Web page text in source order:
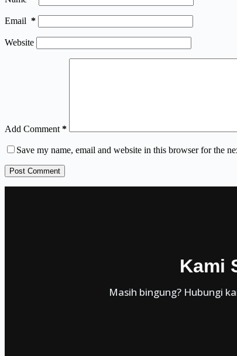
Email *
Website
Add Comment *
Save my name, email and website in this browser for the
Post Comment
Kami
Masih bingung? Hubungi